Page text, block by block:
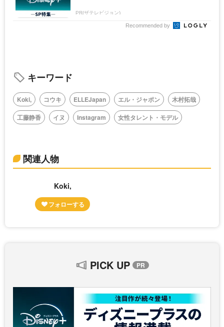
PR(ザテレビジョン)
Recommended by
キーワード
Koki, コウキ ELLEJapan エル・ジャポン
木村拓哉
工藤静香
イヌ Instagram 女性タレント・モデル
関連人物
Koki,
PICK UP